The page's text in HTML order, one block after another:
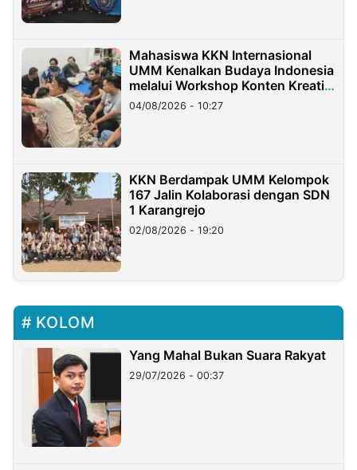
Mahasiswa KKN Internasional
UMM Kenalkan Budaya Indonesia
melalui Workshop Konten Kreatif
di Taiwan
04/08/2026 - 10:27
KKN Berdampak UMM Kelompok
167 Jalin Kolaborasi dengan SDN
1 Karangrejo
02/08/2026 - 19:20
KOLOM
Yang Mahal Bukan Suara Rakyat
29/07/2026 - 00:37